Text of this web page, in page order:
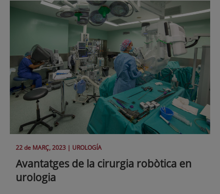
22 de MARÇ, 2023 | UROLOGÍA
Avantatges de la cirurgia robòtica en
urologia